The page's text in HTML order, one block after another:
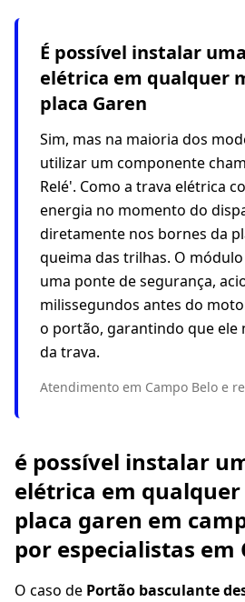
É possível instalar
elétrica em qualquer
placa Garen
Sim, mas na maioria dos
utilizar um componente
Relé'. Como a trava elétrica
energia no momento do
diretamente nos bornes da
queima das trilhas. O
uma ponte de segurança,
milissegundos antes do
o portão, garantindo que ele
da trava.
Atendimento em Campo Belo e
é possível instalar
elétrica em
placa garen em
por especialistas em
O caso de Portão basculante